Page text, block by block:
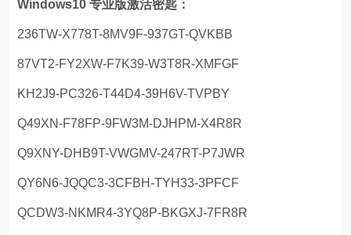
Windows10 专业版激活密匙：
236TW-X778T-8MV9F-937GT-QVKBB
87VT2-FY2XW-F7K39-W3T8R-XMFGF
KH2J9-PC326-T44D4-39H6V-TVPBY
Q49XN-F78FP-9FW3M-DJHPM-X4R8R
Q9XNY-DHB9T-VWGMV-247RT-P7JWR
QY6N6-JQQC3-3CFBH-TYH33-3PFCF
QCDW3-NKMR4-3YQ8P-BKGXJ-7FR8R